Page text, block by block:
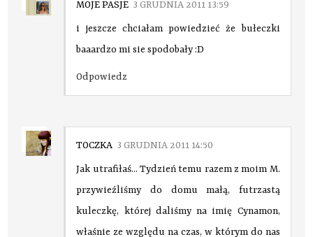
MOJE PASJE 3 GRUDNIA 2011 13:59
i jeszcze chciałam powiedzieć że bułeczki
baaardzo mi sie spodobały :D
Odpowiedz
TOCZKA 3 GRUDNIA 2011 14:50
Jak utrafiłaś... Tydzień temu razem z moim M.
przywieźliśmy do domu małą, futrzastą
kuleczkę, której daliśmy na imię Cynamon,
właśnie ze względu na czas, w którym do nas